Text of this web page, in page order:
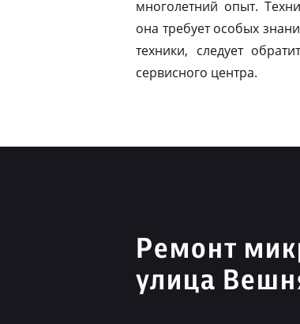
многолетний опыт.
она требует особых
техники, следует
сервисного центра.
Ремонт
улица